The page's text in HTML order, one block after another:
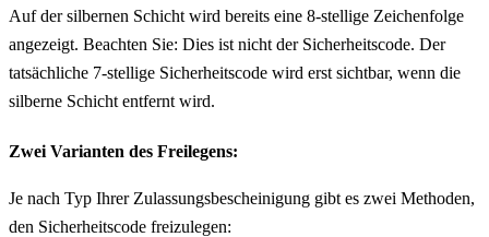
Auf der silbernen Schicht wird bereits eine 8-stellige Zeichenfolge
angezeigt. Beachten Sie: Dies ist nicht der Sicherheitscode. Der
tatsächliche 7-stellige Sicherheitscode wird erst sichtbar, wenn die
silberne Schicht entfernt wird.
Zwei Varianten des Freilegens:
Je nach Typ Ihrer Zulassungsbescheinigung gibt es zwei Methoden,
den Sicherheitscode freizulegen: